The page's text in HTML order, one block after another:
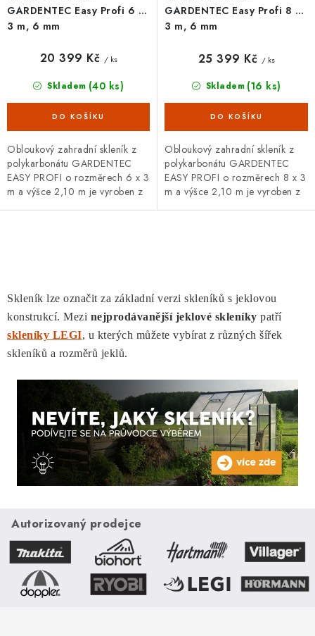
GARDENTEC Easy Profi 6 x
3 m, 6 mm
Skladem (40 ks)
20 399 Kč / ks
Obloukový zahradní skleník z
polykarbonátu GARDENTEC
EASY PROFI o rozměrech 6 x 3
m a výšce 2,10 m je vyroben z
GARDENTEC Easy Profi 8 x
3 m, 6 mm
Skladem (16 ks)
25 399 Kč / ks
Obloukový zahradní skleník z
polykarbonátu GARDENTEC
EASY PROFI o rozměrech 8 x 3
m a výšce 2,10 m je vyroben z
l
á
d
a
c
p
i
s
Skleník lze označit za základní verzi skleníků s jeklovou
konstrukcí. Mezi nejprodávanější jeklové skleníky patří
skleníky LEGI, u kterých můžete vybírat z různých šířek
skleníků a rozměrů jeklů.
Autorizovaný prodejce